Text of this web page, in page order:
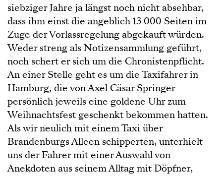
siebziger Jahre ja längst noch nicht absehbar,
dass ihm einst die angeblich 13 000 Seiten im
Zuge der Vorlassregelung abgekauft würden.
Weder streng als Notizensammlung geführt,
noch schert er sich um die Chronistenpflicht.
An einer Stelle geht es um die Taxifahrer in
Hamburg, die von Axel Cäsar Springer
persönlich jeweils eine goldene Uhr zum
Weihnachtsfest geschenkt bekommen hatten.
Als wir neulich mit einem Taxi über
Brandenburgs Alleen schipperten, unterhielt
uns der Fahrer mit einer Auswahl von
Anekdoten aus seinem Alltag mit Döpfner,